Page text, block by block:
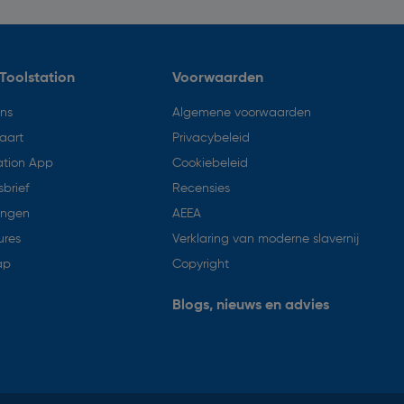
App
Voorwaarden
Algemene voorwaarden
Privacybeleid
Cookiebeleid
Recensies
AEEA
Verklaring van moderne slavernij
Copyright
Blogs, nieuws en advies